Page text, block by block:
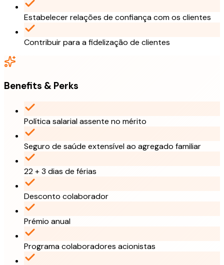
Estabelecer relações de confiança com os clientes
Contribuir para a fidelização de clientes
Benefits & Perks
Política salarial assente no mérito
Seguro de saúde extensível ao agregado familiar
22 + 3 dias de férias
Desconto colaborador
Prémio anual
Programa colaboradores acionistas